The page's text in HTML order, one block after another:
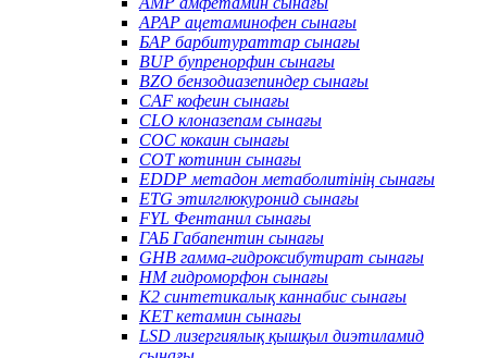
APAP ацетаминофен сынағы
БАР барбитураттар сынағы
BUP бупренорфин сынағы
BZO бензодиазепиндер сынағы
CAF кофеин сынағы
CLO клоназепам сынағы
COC кокаин сынағы
COT котинин сынағы
EDDP метадон метаболитінің сынағы
ETG этилглюкуронид сынағы
FYL Фентанил сынағы
ГАБ Габапентин сынағы
GHB гамма-гидроксибутират сынағы
HM гидроморфон сынағы
K2 синтетикалық каннабис сынағы
KET кетамин сынағы
LSD лизергиялық қышқыл диэтиламид